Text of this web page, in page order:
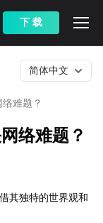
下 载
难题？
简体中文
络难题？
其独特的世界观和